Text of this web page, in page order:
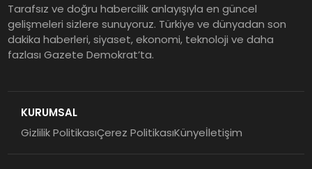
Tarafsız ve doğru habercilik anlayışıyla en güncel
gelişmeleri sizlere sunuyoruz. Türkiye ve dünyadan son
dakika haberleri, siyaset, ekonomi, teknoloji ve daha
fazlası Gazete Demokrat’ta.
KURUMSAL
Gizlilik PolitikasıÇerez PolitikasıKünyeİletişim